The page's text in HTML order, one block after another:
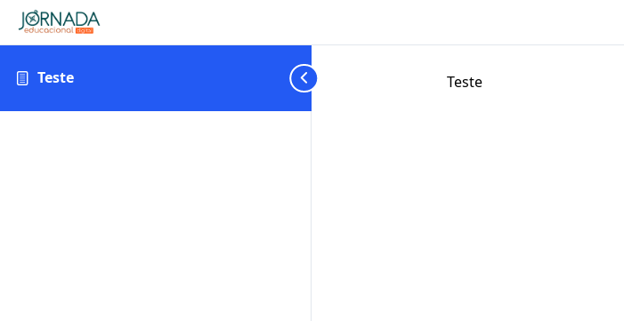
Teste Teste